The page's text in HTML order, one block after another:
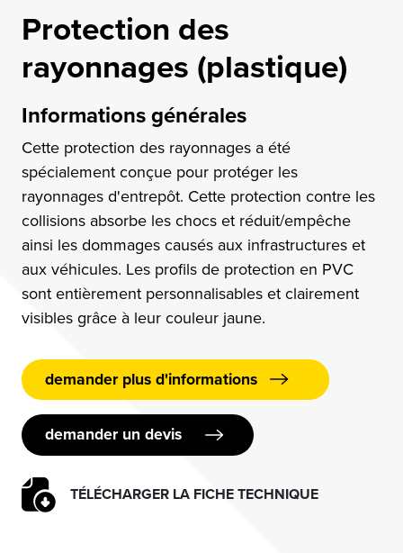
Protection des
rayonnages (plastique)
Informations générales
Cette protection des rayonnages a été
spécialement conçue pour protéger les
rayonnages d'entrepôt. Cette protection contre les
collisions absorbe les chocs et réduit/empêche
ainsi les dommages causés aux infrastructures et
aux véhicules. Les profils de protection en PVC
sont entièrement personnalisables et clairement
visibles grâce à leur couleur jaune.
demander plus d'informations
demander un devis
TÉLÉCHARGER LA FICHE TECHNIQUE